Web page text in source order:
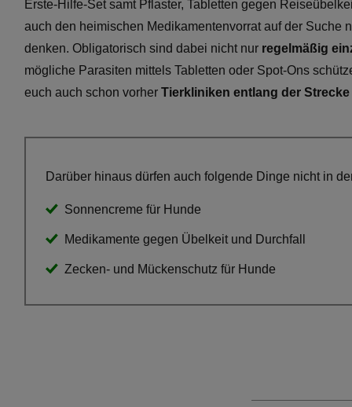
Erste-Hilfe-Set samt Pflaster, Tabletten gegen
auch den heimischen Medikamentenvorrat auf der Suche
denken. Obligatorisch sind dabei nicht nur regelmäßig
mögliche Parasiten mittels Tabletten oder Spot-Ons
euch auch schon vorher Tierkliniken entlang der Strecke
Darüber hinaus dürfen auch folgende Dinge nicht in
Sonnencreme für Hunde
Medikamente gegen Übelkeit und Durchfall
Zecken- und Mückenschutz für Hunde